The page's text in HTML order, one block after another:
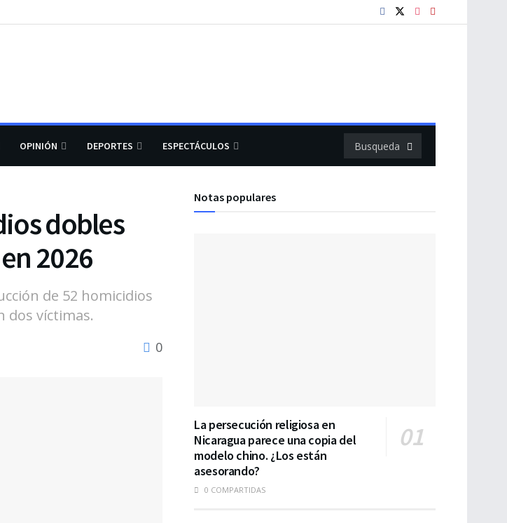
OPINIÓN DEPORTES ESPECTÁCULOS
dobles
2026
de 52 homicidios
dos víctimas.
0
Notas populares
La persecución religiosa en
Nicaragua parece una copia del
modelo chino. ¿Los están
asesorando?
0 COMPARTIDAS